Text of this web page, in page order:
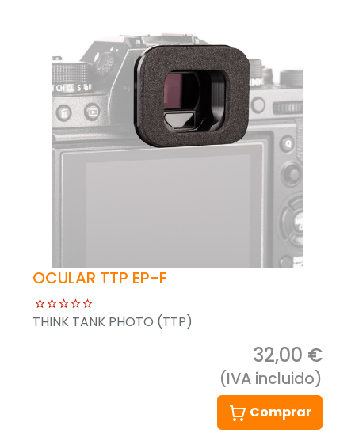
OCULAR TTP EP-F
THINK TANK PHOTO (TTP)
32,00 €
(IVA incluido)
Comprar